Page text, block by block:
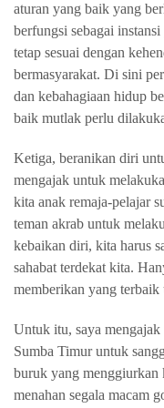
aturan yang baik yang
berfungsi sebagai
tetap sesuai dengan
bermasyarakat. Di sini
dan kebahagiaan hidup
baik mutlak perlu
Ketiga, beranikan diri
mengajak untuk
kita anak remaja-pelajar
teman akrab untuk
kebaikan diri, kita harus
sahabat terdekat kita.
memberikan yang terbaik
Untuk itu, saya
Sumba Timur untuk
buruk yang menggiurkan
menahan segala macam